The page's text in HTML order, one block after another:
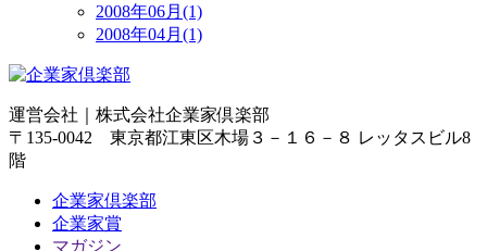
2008年06月(1)
2008年04月(1)
運営会社｜ 株式会社企業家倶楽部
〒135-0042 東京都江東区木場３－１６－８ レッタスビル8
階
企業家倶楽部
企業家賞
マガジン